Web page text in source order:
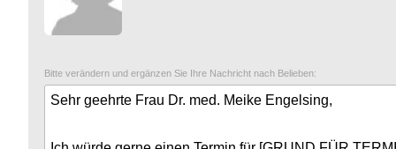
Bitte verändern und ergänzen Sie Ihre Nachricht nach Belieben: